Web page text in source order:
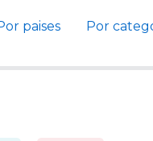
paises Por